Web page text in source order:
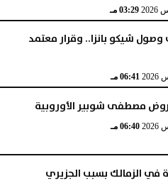
03:29 مـ
وصول شيكو بانزا.. وقرار معتمد
06:41 مـ
مصطفى شوبير الأوروبية
06:40 مـ
في الزمالك بسبب الجزيري